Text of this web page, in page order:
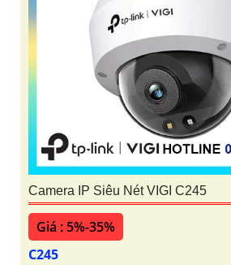
Camera IP Siêu Nét VIGI C245
Giá : 5%-35%
C245